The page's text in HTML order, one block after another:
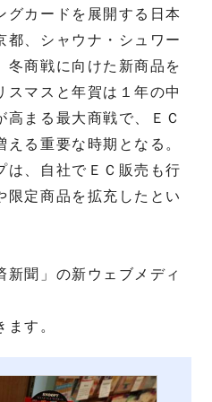
カードを展開する日本
都、シャウナ・シュワー
冬商戦に向けた新商品を
スマスと年賀は１年の中
高まる最大商戦で、ＥＣ
る重要な時期となる。
は、自社でＥＣ販売も行
限定商品を拡充したとい
新聞」の新ウェブメディ
す。